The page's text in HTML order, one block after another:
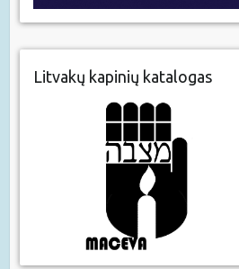
Litvakų kapinių katalogas